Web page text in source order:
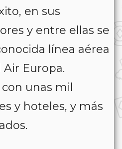
en sus
y entre ellas se
línea aérea
Europa.
unas mil
y hoteles, y más